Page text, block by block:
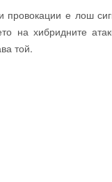
провокации е лош
на хибридните
той.